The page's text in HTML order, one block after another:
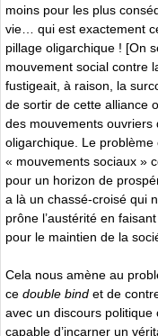
moins pour les plus
vie… qui est exactement
pillage oligarchique ! [On
mouvement social contre
fustigeait, à raison, la
de sortir de cette alliance
des mouvements ouvriers
oligarchique. Le problème
« mouvements sociaux »
pour un horizon de
a là un chassé-croisé qui
prône l’austérité en
pour le maintien de la
Cela nous amène au
ce double bind et de
avec un discours politique
capable d’incarner un